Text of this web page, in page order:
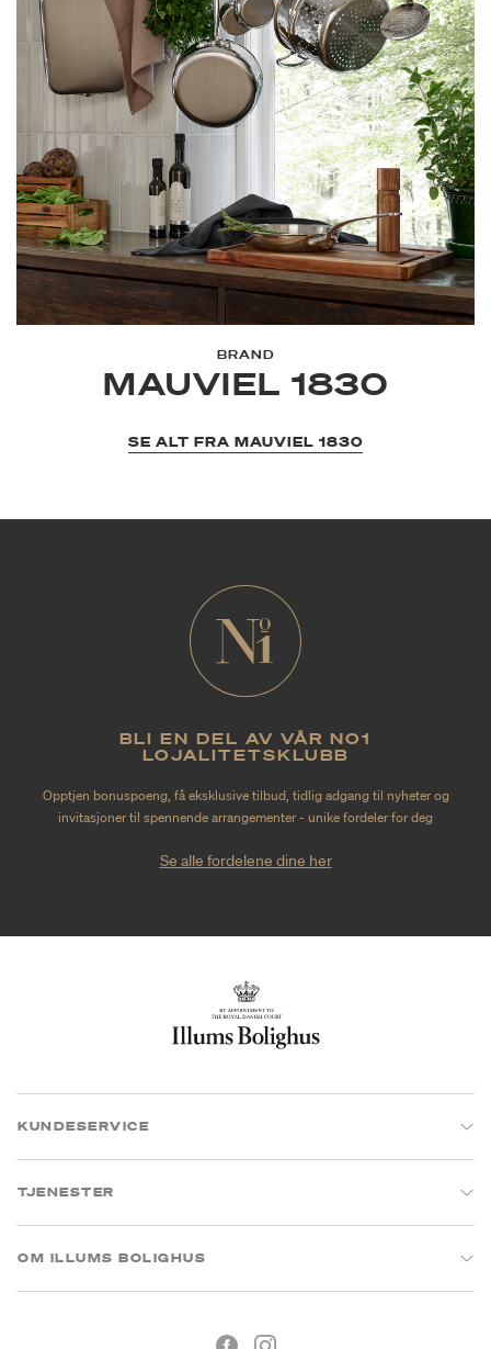
BRAND
MAUVIEL 1830
SE ALT FRA MAUVIEL 1830
BLI EN DEL AV VÅR NO1
LOJALITETSKLUBB
Opptjen bonuspoeng, få eksklusive tilbud, tidlig adgang til nyheter og
invitasjoner til spennende arrangementer - unike fordeler for deg
Se alle fordelene dine her
KUNDESERVICE
TJENESTER
OM ILLUMS BOLIGHUS